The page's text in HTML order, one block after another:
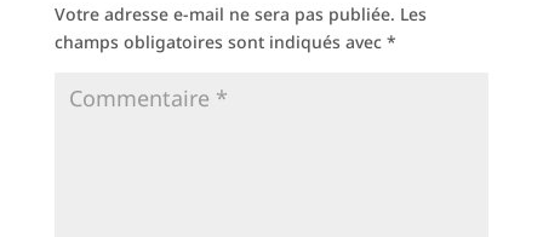
Votre adresse e-mail ne sera pas publiée. Les
champs obligatoires sont indiqués avec *